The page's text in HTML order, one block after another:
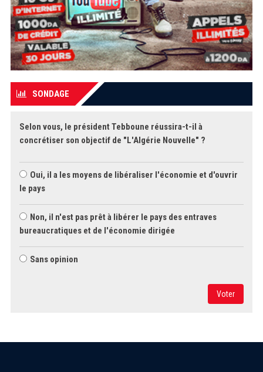
SONDAGE
Selon vous, le président Tebboune réussira-t-il à
concrétiser son objectif de "L'Algérie Nouvelle" ?
Oui, il a les moyens de libéraliser l'économie et d'ouvrir
le pays
Non, il n'est pas prêt à libérer le pays des entraves
bureaucratiques et de l'économie dirigée
Sans opinion
Voter